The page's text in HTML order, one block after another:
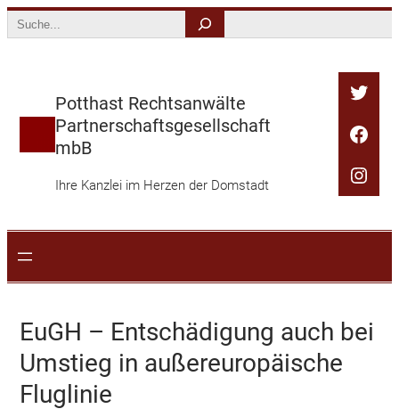
Search
Potthast Rechtsanwälte
Partnerschaftsgesellschaft
mbB
Ihre Kanzlei im Herzen der Domstadt
EuGH – Entschädigung auch bei
Umstieg in außereuropäische
Fluglinie